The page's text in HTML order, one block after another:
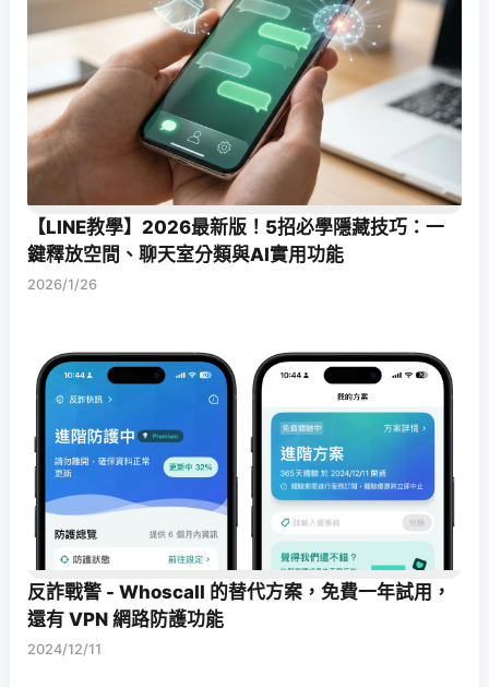
【LINE教學】2026最新版！5招必學隱藏技巧：一
鍵釋放空間、聊天室分類與AI實用功能
2026/1/26
反詐戰警 - Whoscall 的替代方案，免費一年試用，
還有 VPN 網路防護功能
2024/12/11